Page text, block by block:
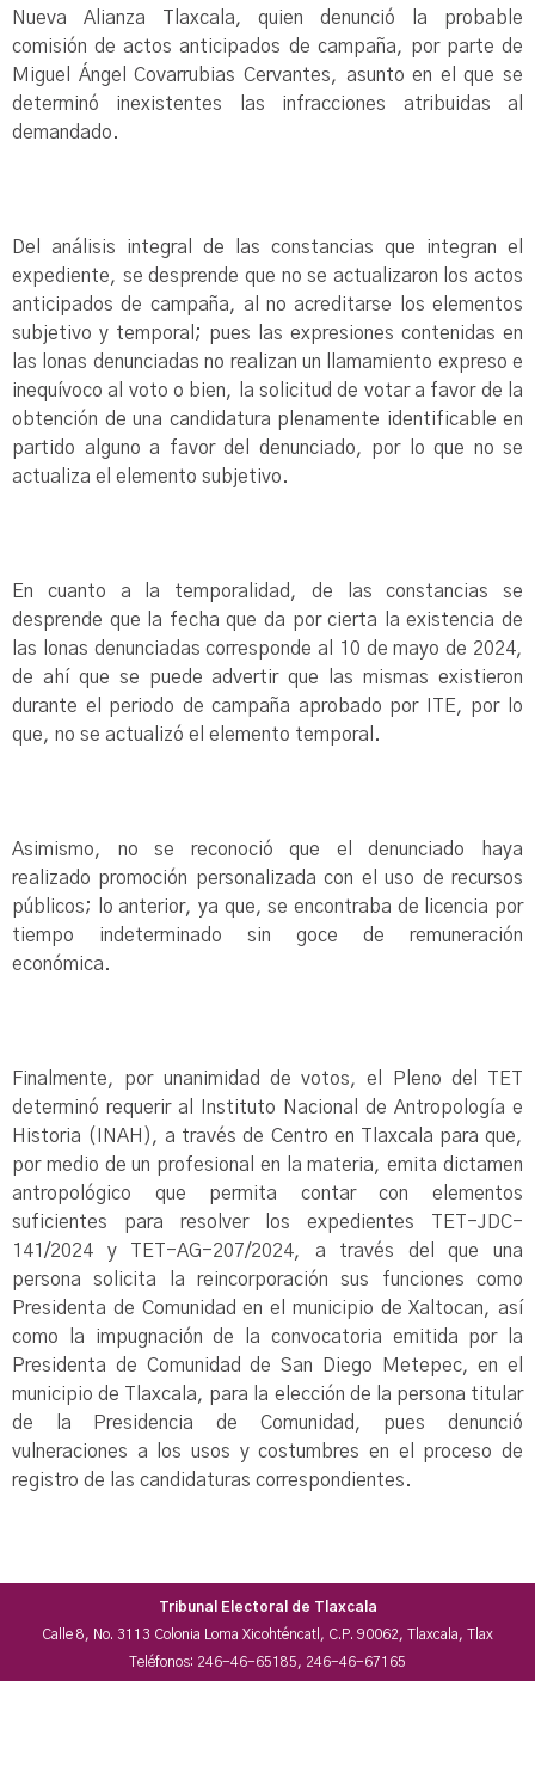
Nueva Alianza Tlaxcala, quien denunció la probable
comisión de actos anticipados de campaña, por parte de
Miguel Ángel Covarrubias Cervantes, asunto en el que se
determinó inexistentes las infracciones atribuidas al
demandado.
Del análisis integral de las constancias que integran el
expediente, se desprende que no se actualizaron los actos
anticipados de campaña, al no acreditarse los elementos
subjetivo y temporal; pues las expresiones contenidas en
las lonas denunciadas no realizan un llamamiento expreso e
inequívoco al voto o bien, la solicitud de votar a favor de la
obtención de una candidatura plenamente identificable en
partido alguno a favor del denunciado, por lo que no se
actualiza el elemento subjetivo.
En cuanto a la temporalidad, de las constancias se
desprende que la fecha que da por cierta la existencia de
las lonas denunciadas corresponde al 10 de mayo de 2024,
de ahí que se puede advertir que las mismas existieron
durante el periodo de campaña aprobado por ITE, por lo
que, no se actualizó el elemento temporal.
Asimismo, no se reconoció que el denunciado haya
realizado promoción personalizada con el uso de recursos
públicos; lo anterior, ya que, se encontraba de licencia por
tiempo indeterminado sin goce de remuneración
económica.
Finalmente, por unanimidad de votos, el Pleno del TET
determinó requerir al Instituto Nacional de Antropología e
Historia (INAH), a través de Centro en Tlaxcala para que,
por medio de un profesional en la materia, emita dictamen
antropológico que permita contar con elementos
suficientes para resolver los expedientes TET-JDC-
141/2024 y TET-AG-207/2024, a través del que una
persona solicita la reincorporación sus funciones como
Presidenta de Comunidad en el municipio de Xaltocan, así
como la impugnación de la convocatoria emitida por la
Presidenta de Comunidad de San Diego Metepec, en el
municipio de Tlaxcala, para la elección de la persona titular
de la Presidencia de Comunidad, pues denunció
vulneraciones a los usos y costumbres en el proceso de
registro de las candidaturas correspondientes.
Tribunal Electoral de Tlaxcala
Calle 8, No. 3113 Colonia Loma Xicohténcatl, C.P. 90062, Tlaxcala, Tlax
Teléfonos: 246-46-65185, 246-46-67165